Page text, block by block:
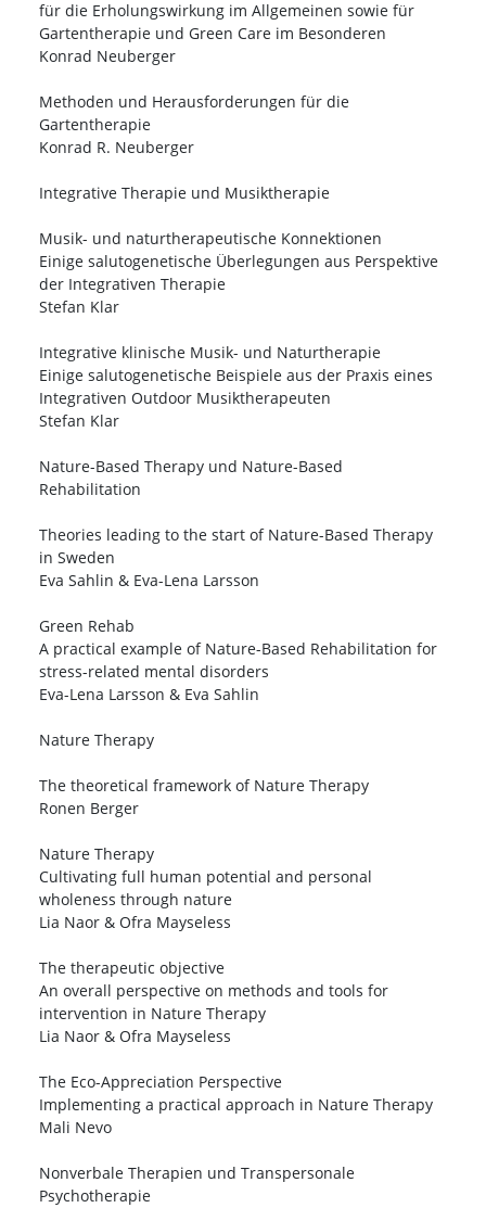
für die Erholungswirkung im Allgemeinen sowie für
Gartentherapie und Green Care im Besonderen
Konrad Neuberger
Methoden und Herausforderungen für die
Gartentherapie
Konrad R. Neuberger
Integrative Therapie und Musiktherapie
Musik- und naturtherapeutische Konnektionen
Einige salutogenetische Überlegungen aus Perspektive
der Integrativen Therapie
Stefan Klar
Integrative klinische Musik- und Naturtherapie
Einige salutogenetische Beispiele aus der Praxis eines
Integrativen Outdoor Musiktherapeuten
Stefan Klar
Nature-Based Therapy und Nature-Based
Rehabilitation
Theories leading to the start of Nature-Based Therapy
in Sweden
Eva Sahlin & Eva-Lena Larsson
Green Rehab
A practical example of Nature-Based Rehabilitation for
stress-related mental disorders
Eva-Lena Larsson & Eva Sahlin
Nature Therapy
The theoretical framework of Nature Therapy
Ronen Berger
Nature Therapy
Cultivating full human potential and personal
wholeness through nature
Lia Naor & Ofra Mayseless
The therapeutic objective
An overall perspective on methods and tools for
intervention in Nature Therapy
Lia Naor & Ofra Mayseless
The Eco-Appreciation Perspective
Implementing a practical approach in Nature Therapy
Mali Nevo
Nonverbale Therapien und Transpersonale
Psychotherapie